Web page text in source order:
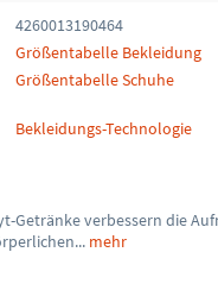
4260013190464
Größentabelle Bekleidung
Größentabelle Schuhe
Bekleidungs-Technologie
Getränke verbessern die
mehr